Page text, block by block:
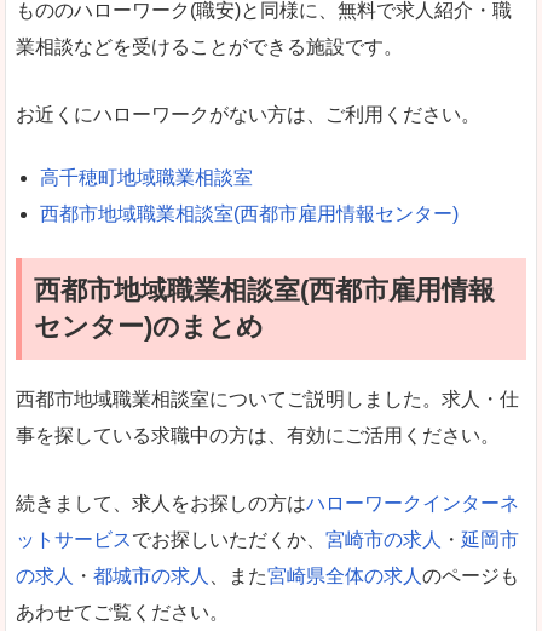
もののハローワーク(職安)と同様に、無料で求人紹介・職
業相談などを受けることができる施設です。
お近くにハローワークがない方は、ご利用ください。
高千穂町地域職業相談室
西都市地域職業相談室(西都市雇用情報センター)
西都市地域職業相談室(西都市雇用情報
センター)のまとめ
西都市地域職業相談室についてご説明しました。求人・仕
事を探している求職中の方は、有効にご活用ください。
続きまして、求人をお探しの方はハローワークインターネ
ットサービスでお探しいただくか、 宮崎市の求人 ・ 延岡市
の求人
・ 都城市の求人 、また宮崎県全体の求人 のページも
あわせてご覧ください。